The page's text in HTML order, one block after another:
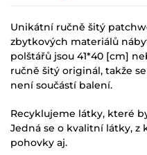
Unikátní ručně šitý
zbytkových materiálů
polštářů jsou 41*40 [cm]
ručně šitý originál, takže
není součástí balení.
Recyklujeme látky, které
Jedná se o kvalitní látky, z
pohovky aj.